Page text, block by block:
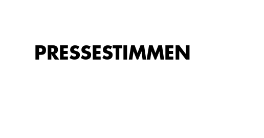
PRESSESTIMMEN